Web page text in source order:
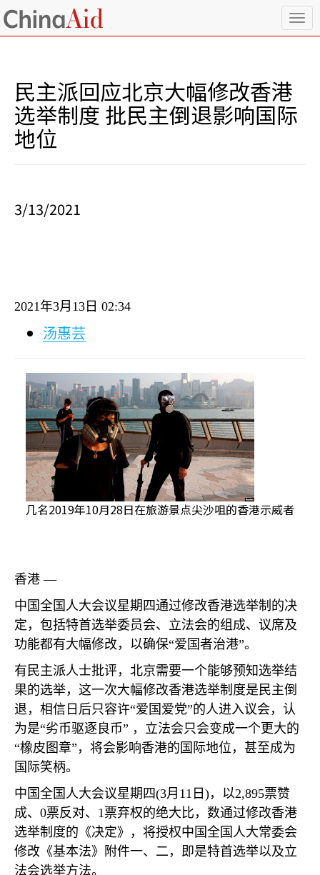
T
o
a
民主派回应北京大幅修改香港
选举制度 批民主倒退影响国际
地位
3/13/2021
2021年3月 13 日 02:34
汤惠芸
几名2019年10月28日在旅游景点尖沙咀的香港示威者
香港 —
中国全国人大会议星期四通过修改香港选举制的决
定，包括特首选举委员会、立法会的组成、议席及
功能都有大幅修改，以确保“爱国者治港”。
有民主派人士批评，北京需要一个能够预知选举结
果的选举，这一次大幅修改香港选举制度是民主倒
退，相信日后只容许“爱国爱党”的人进入议会，认
为是“劣币驱逐良币” ，立法会只会变成一个更大的
“橡皮图章”，将会影响香港的国际地位，甚至成为
国际笑柄。
中国全国人大会议星期四(3月 11 日 )，以2,895票赞
成、 0票反对、 1票弃权的绝大比，数通过修改香港
选举制度的《决定》，将授权中国全国人大常委会
修改《基本法》附件一、二，即是特首选举以及立
法会选举方法。